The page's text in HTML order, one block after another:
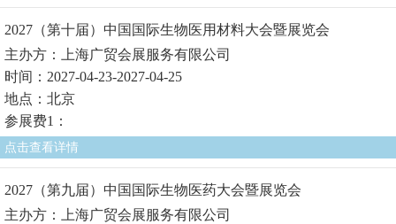
2027（第十届）中国国际生物医用材料大会暨展览会
主办方：上海广贸会展服务有限公司
时间：2027-04-23-2027-04-25
地点：北京
参展费1：
点击查看详情
2027（第九届）中国国际生物医药大会暨展览会
主办方：上海广贸会展服务有限公司